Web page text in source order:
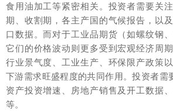
食用油加工等紧密相关。投资者需要关
期、收割期，各主产国的气候报告，以
口数据。而对于工业品期货（如螺纹钢
它们的价格波动则更多受到宏观经济周
行业景气度、工业生产、环保限产政策
下游需求旺盛程度的共同作用。投资者需
资产投资增速、房地产销售及开工数据
等。